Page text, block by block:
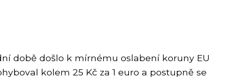
době došlo k mírnému oslabení koruny EU
kolem 25 Kč za 1 euro a postupně se